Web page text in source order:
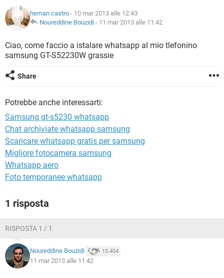
HARDWARE
INSTAGRAM
TIKTOK FACEBOOK
iOS WINDOWS 10
INSTAGRAM
TIKTOK FACEBOOK
COVID-19
INTRATTENIMENTO ANDROID
INSTAGRAM
TIKTOK
GLOSSARIO
COVID-19
INTRATTENIMENTO ANDROID
INSTAGRAM
TIKTOK
HARDWARE
hernan castro - 10 mar 2013 alle 12:43
Noureddine Bouzidi - 11 mar 2013 alle 11:42
Ciao, come faccio a istalare whatsapp al mio tlefonino
samsung GT-S52230W grassie
Share
Potrebbe anche interessarti:
Samsung gt-s5230 whatsapp
Chat archiviate whatsapp samsung
Scaricare whatsapp gratis per samsung
Migliore fotocamera samsung
Whatsapp aero
Foto temporanee whatsapp
1 risposta
RISPOSTA 1 / 1
Noureddine Bouzidi 15.404
11 mar 2013 alle 11:42